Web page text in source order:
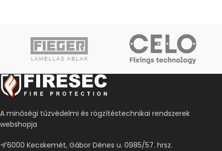
A minőségi tűzvédelmi és rögzítéstechnikai rendszerek
webshopja
6000 Kecskemét, Gábor Dénes u. 0985/57. hrsz.